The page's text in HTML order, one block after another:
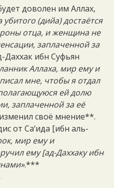
доволен им Аллах,
(дийа) достаётся
отца, и женщина не
заплаченной за
ибн Суфьян
Аллаха, мир ему и
мне, чтобы я отдал
ей долю
заплаченной за её
своё мнение**.
от Са‘ида [ибн аль-
мир ему и
ему [ад-Даххаку ибн
.***